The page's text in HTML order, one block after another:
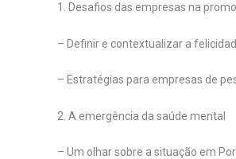
1. Desafios das empresas na
– Definir e contextualizar a
– Estratégias para empresas de
2. A emergência da saúde mental
– Um olhar sobre a situação em